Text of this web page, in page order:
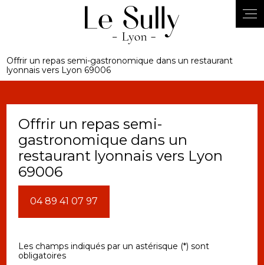
Offrir un repas semi-gastronomique dans un restaurant
lyonnais vers Lyon 69006
Offrir un repas semi-
gastronomique dans un
restaurant lyonnais vers Lyon
69006
04 89 41 07 97
Les champs indiqués par un astérisque (*) sont
obligatoires
Panneau de gestion des cookies